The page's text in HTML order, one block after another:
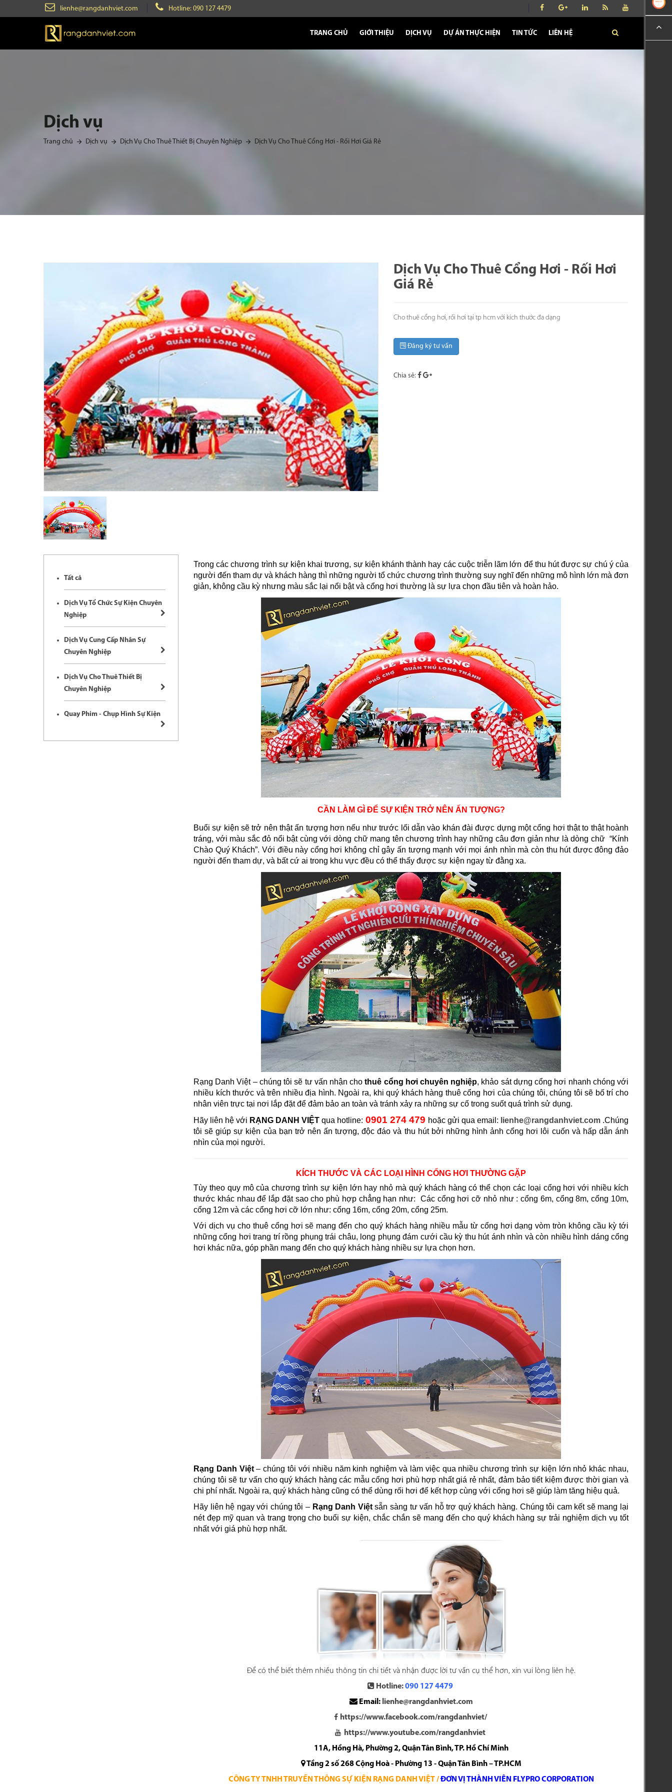
lienhe@rangdanhviet.com Hotline: 090 127 4479
TRANG CHỦ GIỚI THIỆU DỊCH VỤ DỰ ÁN THỰC HIỆN TIN TỨC LIÊN HỆ
Dịch vụ
Trang chủ Dịch vụ Dịch Vụ Cho Thuê Thiết Bị Chuyên Nghiệp Dịch Vụ Cho Thuê Cổng Hơi - Rối Hơi Giá Rẻ
Dịch Vụ Cho Thuê Cổng Hơi - Rối Hơi
Giá Rẻ
Cho thuê cổng hơi, rối hơi tại tp hcm với kích thước đa dạng
Đăng ký tư vấn
Chia sẻ:
Tất cả
Dịch Vụ Tổ Chức Sự Kiện Chuyên
Nghiệp
Dịch Vụ Cung Cấp Nhân Sự
Chuyên Nghiệp
Dịch Vụ Cho Thuê Thiết Bị
Chuyên Nghiệp
Quay Phim - Chụp Hình Sự Kiện
Trong các chương trình sự kiện khai trương, sự kiện khánh thành hay các cuộc triễn lãm lớn để thu hút được sự chú ý của
người đến tham dự và khách hàng thì những người tổ chức chương trình thường suy nghĩ đến những mô hình lớn mà đơn
giản, không cầu kỳ nhưng màu sắc lại nổi bật và cổng hơi thường là sự lựa chọn đầu tiên và hoàn hảo.
CẦN LÀM GÌ ĐỂ SỰ KIỆN TRỞ NÊN ẤN TƯỢNG?
Buổi sự kiện sẽ trở nên thật ấn tượng hơn nếu như trước lối dẫn vào khán đài được dựng một cổng hơi thật to thật hoành
tráng, với màu sắc đỏ nổi bật cùng với dòng chữ mang tên chương trình hay những câu đơn giản như là dòng chữ “Kính
Chào Quý Khách”. Với điều này cổng hơi không chỉ gây ấn tượng mạnh với mọi ánh nhìn mà còn thu hút được đông đảo
người đến tham dự, và bất cứ ai trong khu vực đều có thể thấy được sự kiện ngay từ đằng xa.
Rạng Danh Việt – chúng tôi sẽ tư vấn nhận cho thuê cổng hơi chuyên nghiệp, khảo sát dựng cổng hơi nhanh chóng với
nhiều kích thước và trên nhiều địa hình. Ngoài ra, khi quý khách hàng thuê cổng hơi của chúng tôi, chúng tôi sẽ bố trí cho
nhân viên trực tại nơi lắp đặt để đảm bảo an toàn và tránh xảy ra những sự cố trong suốt quá trình sử dụng.
Hãy liên hệ với RẠNG DANH VIỆT qua hotline: 0901 274 479 hoặc gửi qua email: lienhe@rangdanhviet.com .Chúng
tôi sẽ giúp sự kiện của bạn trở nên ấn tượng, độc đáo và thu hút bởi những hình ảnh cổng hơi lôi cuốn và hấp dẫn ánh
nhìn của mọi người.
KÍCH THƯỚC VÀ CÁC LOẠI HÌNH CỔNG HƠI THƯỜNG GẶP
Tùy theo quy mô của chương trình sự kiện lớn hay nhỏ mà quý khách hàng có thể chọn các loại cổng hơi với nhiều kích
thước khác nhau để lắp đặt sao cho phù hợp chẳng hạn như: Các cổng hơi cỡ nhỏ như : cổng 6m, cổng 8m, cổng 10m,
cổng 12m và các cổng hơi cỡ lớn như: cổng 16m, cổng 20m, cổng 25m.
Với dịch vụ cho thuê cổng hơi sẽ mang đến cho quý khách hàng nhiều mẫu từ cổng hơi dạng vòm tròn không cầu kỳ tới
những cổng hơi trang trí rồng phụng trái châu, long phụng đám cưới cầu kỳ thu hút ánh nhìn và còn nhiều hình dáng cổng
hơi khác nữa, góp phần mang đến cho quý khách hàng nhiều sự lựa chọn hơn.
Rạng Danh Việt– chúng tôi với nhiều năm kinh nghiệm và làm việc qua nhiều chương trình sự kiện lớn nhỏ khác nhau,
chúng tôi sẽ tư vấn cho quý khách hàng các mẫu cổng hơi phù hợp nhất giá rẻ nhất, đảm bảo tiết kiệm được thời gian và
chi phí nhất. Ngoài ra, quý khách hàng cũng có thể dùng rối hơi để kết hợp cùng với cổng hơi sẽ giúp làm tăng hiệu quả.
Hãy liên hệ ngay với chúng tôi – Rạng Danh Việtsẵn sàng tư vấn hỗ trợ quý khách hàng. Chúng tôi cam kết sẽ mang lại
nét đẹp mỹ quan và trang trọng cho buổi sự kiện, chắc chắn sẽ mang đến cho quý khách hàng sự trải nghiệm dịch vụ tốt
nhất với giá phù hợp nhất.
Để có thể biết thêm nhiều thông tin chi tiết và nhận được lời tư vấn cụ thể hơn, xin vui lòng liên hệ.
Hotline:090 127 4479
Email: lienhe@rangdanhviet.com
https://www.facebook.com/rangdanhviet/
https://www.youtube.com/rangdanhviet
11A, Hồng Hà, Phường 2, Quận Tân Bình, TP. Hồ Chí Minh
Tầng 2 số 268 Cộng Hoà - Phường 13 - Quận Tân Bình – TP.HCM
CÔNG TY TNHH TRUYỀN THÔNG SỰ KIỆN RẠNG DANH VIỆT / ĐƠN VỊ THÀNH VIÊN FLYPRO CORPORATION